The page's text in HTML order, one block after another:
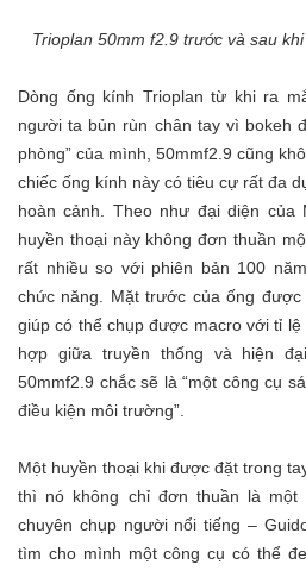
Trioplan 50mm f2.9 trước và sau
Dòng ống kính Trioplan từ khi ra
người ta bủn rùn chân tay vì bokeh
phòng” của mình, 50mmf2.9 cũng
chiếc ống kính này có tiêu cự rất đa
hoàn cảnh. Theo như đại diện của
huyền thoại này không đơn thuần
rất nhiều so với phiên bản 100
chức năng. Mặt trước của ống
giúp có thể chụp được macro với tỉ
hợp giữa truyền thống và hiện
50mmf2.9 chắc sẽ là “một công cụ
điều kiện môi trường”.
Một huyền thoại khi được đặt trong
thì nó không chỉ đơn thuần là một
chuyên chụp người nổi tiếng –
tìm cho mình một công cụ có thể